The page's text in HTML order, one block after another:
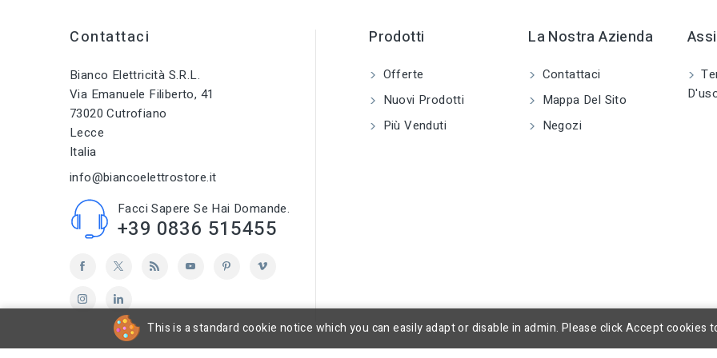
Contattaci
Bianco Elettricità S.r.l.
Via Emanuele Filiberto, 41
73020 Cutrofiano
Lecce
Italia
info@biancoelettrostore.it
Facci Sapere Se Hai Domande.
+39 0836 515455
Prodotti
Offerte
Nuovi Prodotti
Più Venduti
La Nostra Azienda
Contattaci
Mappa Del Sito
Negozi
This is a standard cookie notice which you can easily adapt or disable in admin. Please click Accept cookies